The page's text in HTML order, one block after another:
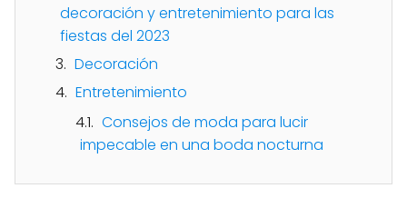
decoración y entretenimiento para las
fiestas del 2023
Decoración
Entretenimiento
Consejos de moda para lucir
impecable en una boda nocturna